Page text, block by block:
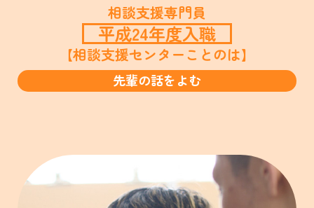
相談支援専門員
平成24年度入職
【相談支援センターことのは】
先輩の話をよむ